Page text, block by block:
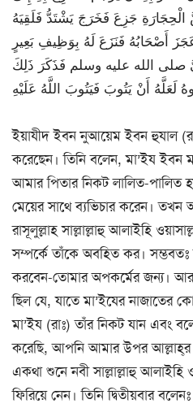
جَزِعَ فَخَرَجَ يَشْتَدُّ فَلَقِيَهُ
أَصْحَابُهُ فَنَزَعَ لَهُ بِوَظِيفِ بَعِيرٍ
صلى الله عليه وسلم فَذَكَرَ ذَلِكَ
لَعَلَّهُ أَنْ يَتُوبَ فَيَتُوبَ اللَّهُ عَلَيْهِ
ইয়াযীদ ইবন নুআয়েম ইবন হুযাল
করেছেন। তিনি বলেন, মা’ইয ইবন
আমার পিতার নিকট লালিত-পালিত
মেয়ের সাথে ব্যভিচার করেন।
রাসূলুল্লাহ সাল্লাল্লাহু আলাইহি
সম্পর্কে তাঁকে অবহিত কর। সম্ভবতঃ
করবেন-তোমার অপকর্মের জন্য।
ছিল যে, যাতে মা’ইযের নাজাতের
মা’ইয (রাঃ) তাঁর নিকট যান এবং
করেছি, আপনি আমার উপর আল্লাহ্‌র
একথা শুনে নবী সাল্লাল্লাহু আলাইহি
ফিরিয়ে নেন। তিনি দ্বিতীয়বার